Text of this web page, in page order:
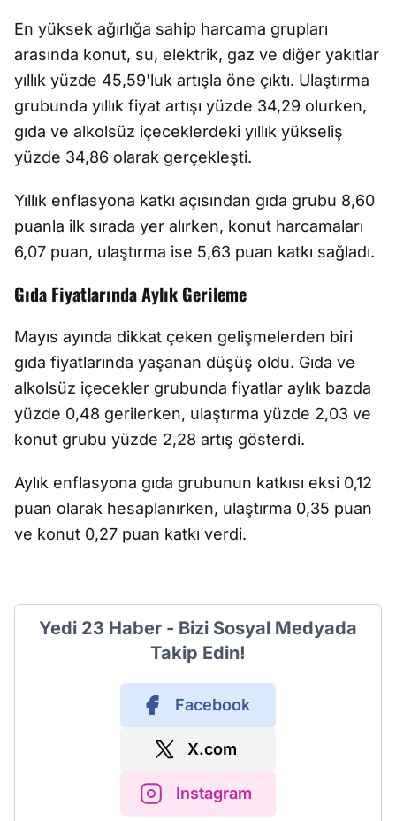
En yüksek ağırlığa sahip harcama grupları
arasında konut, su, elektrik, gaz ve diğer yakıtlar
yıllık yüzde 45,59'luk artışla öne çıktı. Ulaştırma
grubunda yıllık fiyat artışı yüzde 34,29 olurken,
gıda ve alkolsüz içeceklerdeki yıllık yükseliş
yüzde 34,86 olarak gerçekleşti.
Yıllık enflasyona katkı açısından gıda grubu 8,60
puanla ilk sırada yer alırken, konut harcamaları
6,07 puan, ulaştırma ise 5,63 puan katkı sağladı.
Gıda Fiyatlarında Aylık Gerileme
Mayıs ayında dikkat çeken gelişmelerden biri
gıda fiyatlarında yaşanan düşüş oldu. Gıda ve
alkolsüz içecekler grubunda fiyatlar aylık bazda
yüzde 0,48 gerilerken, ulaştırma yüzde 2,03 ve
konut grubu yüzde 2,28 artış gösterdi.
Aylık enflasyona gıda grubunun katkısı eksi 0,12
puan olarak hesaplanırken, ulaştırma 0,35 puan
ve konut 0,27 puan katkı verdi.
Yedi 23 Haber - Bizi Sosyal Medyada
Takip Edin!
Facebook
X.com
Instagram